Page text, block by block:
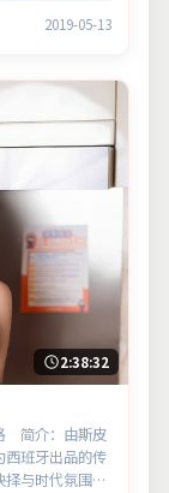
2019-05-13
2:38:32
简介：由斯皮
西班牙出品的传
与时代氛围展